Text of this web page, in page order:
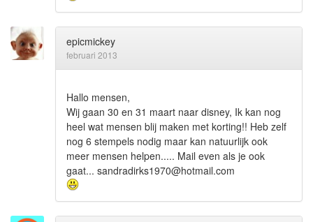
epicmickey
februari 2013
Hallo mensen,
Wij gaan 30 en 31 maart naar disney, Ik kan nog
heel wat mensen blij maken met korting!! Heb zelf
nog 6 stempels nodig maar kan natuurlijk ook
meer mensen helpen..... Mail even als je ook
gaat... sandradirks1970@hotmail.com